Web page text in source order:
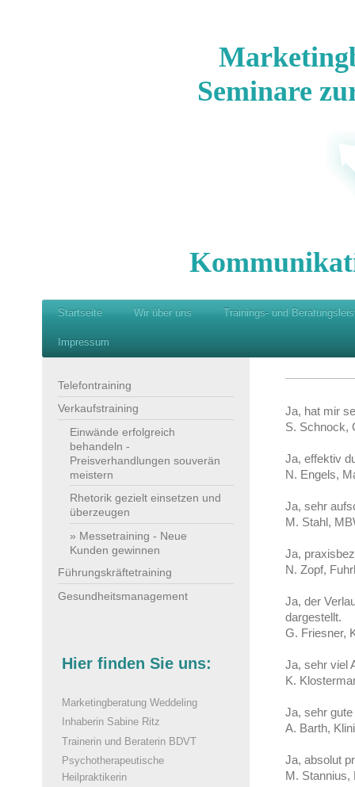
Seminare
Startseite Wir über uns Trainings- und
Impressum
Ja, hat mir
S. Schnock,
Ja, effektiv
N. Engels,
Ja, sehr
M. Stahl,
Ja,
N. Zopf,
Ja, der
dargestellt.
G. Friesner,
Ja, sehr viel
K.
Ja, sehr
A. Barth,
Ja, absolut
M. Stannius,
Telefontraining
Verkaufstraining
Einwände erfolgreich
behandeln -
Preisverhandlungen souverän
meistern
Rhetorik gezielt einsetzen und
überzeugen
Messetraining - Neue
Kunden gewinnen
Führungskräftetraining
Gesundheitsmanagement
Hier finden Sie uns:
Marketingberatung Weddeling
Inhaberin Sabine Ritz
Trainerin und Beraterin BDVT
Psychotherapeutische
Heilpraktikerin